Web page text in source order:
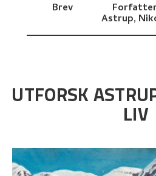
Brev
Astrup,
UTFORSK
LIV